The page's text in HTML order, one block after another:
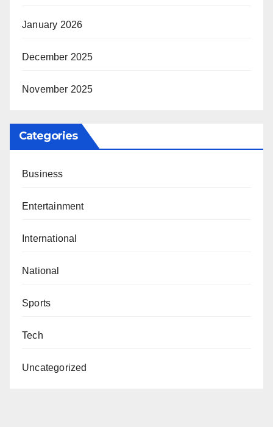
January 2026
December 2025
November 2025
Categories
Business
Entertainment
International
National
Sports
Tech
Uncategorized